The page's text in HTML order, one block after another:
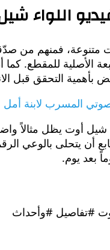
اللواء
متنوعة، فمنهم من
للمقطع. كما
بأهمية التحقق قبل
المسرب لابنة
شيل أوت يظل
أن يتحلى بالوعي
بعد يوم.
#تفاصيل #وأحداث